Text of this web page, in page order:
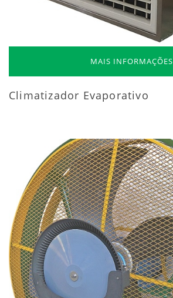
MAIS INFORMAÇÕES
Climatizador Evaporativo